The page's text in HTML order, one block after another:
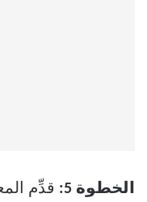
الخطوة 5: قدِّم